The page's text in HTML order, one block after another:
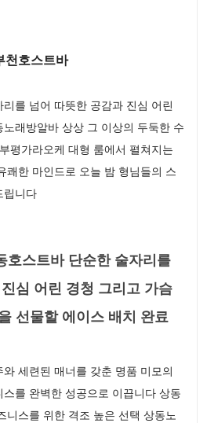
천호스트바
를 넘어 따뜻한 공감과 진심 어린
래방알바 상상 그 이상의 두둑한 수
평가라오케 대형 룸에서 펼쳐지는
쾌한 마인드로 오늘 밤 형님들의 스
립니다
호스트바 단순한 술자리를
심 어린 경청 그리고 가슴
선물할 에이스 배치 완료
세련된 매너를 갖춘 명품 미모의
를 완벽한 성공으로 이끕니다 상동
니스를 위한 격조 높은 선택 상동노